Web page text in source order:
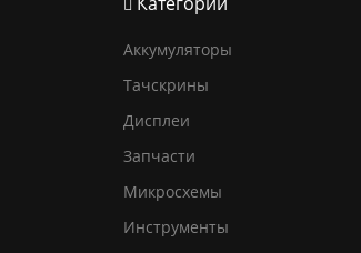
Аккумуляторы
Тачскрины
Дисплеи
Запчасти
Микросхемы
Инструменты